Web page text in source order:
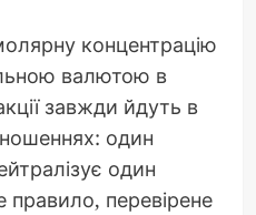
концентрацію
валютою в
завжди йдуть в
один
один
правило, перевірене